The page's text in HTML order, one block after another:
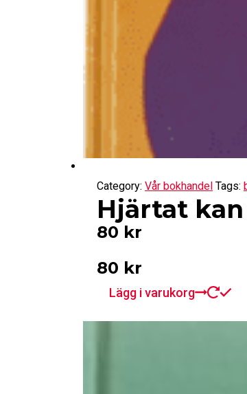
Category: Vår bokhandel Tags:
Hjärtat
80 kr
80 kr
Lägg i varukorg